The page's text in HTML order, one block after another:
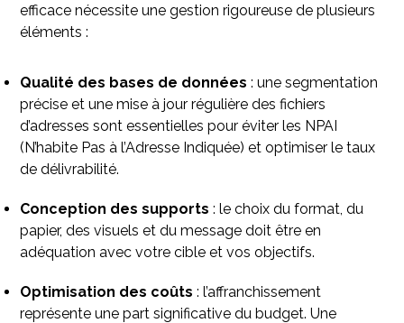
efficace nécessite une gestion rigoureuse de plusieurs
éléments :​
Qualité des bases de données : une segmentation
précise et une mise à jour régulière des fichiers
d’adresses sont essentielles pour éviter les NPAI
(N’habite Pas à l’Adresse Indiquée) et optimiser le taux
de délivrabilité.​
Conception des supports : le choix du format, du
papier, des visuels et du message doit être en
adéquation avec votre cible et vos objectifs.​
Optimisation des coûts : l’affranchissement
représente une part significative du budget. Une